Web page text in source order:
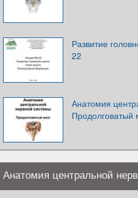
Развитие
22
Анатомия
Продолговатый
Анатомия центральной